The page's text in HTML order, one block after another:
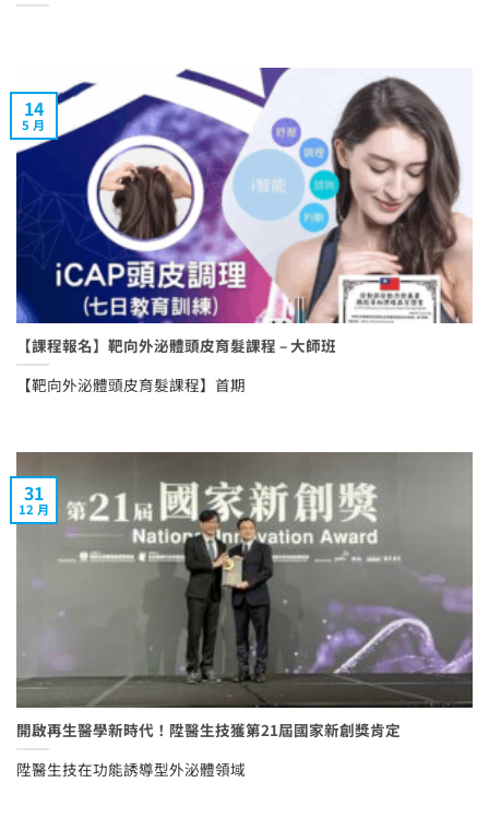
【課程報名】靶向外泌體頭皮育髮課程 – 大師班
【靶向外泌體頭皮育髮課程】首期
14
5 月
開啟再生醫學新時代！陞醫生技獲第21屆國家新創獎肯定
陞醫生技在功能誘導型外泌體領域
31
12 月